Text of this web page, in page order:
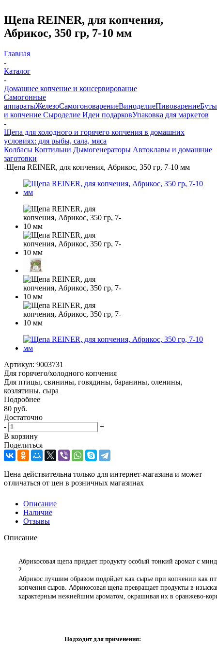
Щепа REINER, для копчения,
Абрикос, 350 гр, 7-10 мм
Главная
-
Каталог
-
Домашнее копчение и консервирование
Самогонные
аппаратыЖелезоСамогоноварениеВиноделиеПивоварение
и копчение Сыроделие Идеи подарковУпаковка для маркетов
-
Щепа для холодного и горячего копчения в домашних
условиях: для рыбы, сала, мяса
Колбасы Коптильни Дымогенераторы Автоклавы и домашние
заготовки
-Щепа REINER, для копчения, Абрикос, 350 гр, 7-10 мм
Артикул: 9003731
Для горячего/холодного копчения
Для птицы, свинины, говядины, баранины, оленины,
козлятины, сыра
Подробнее
80 руб.
Достаточно
-
+
В корзину
Поделиться
Цена действительна только для интернет-магазина и может
отличаться от цен в розничных магазинах
Описание
Наличие
Отзывы
Описание
Абрикосовая щепа придает продукту особый тонкий аромат с
?
Абрикос лучшим образом подойдет как сырье при копчении как
копчения сыров. Абрикосовая щепа превращает продукты в
характерным нежнейшим ароматом, окрашивая их в оранжево-
Подходит для применения: